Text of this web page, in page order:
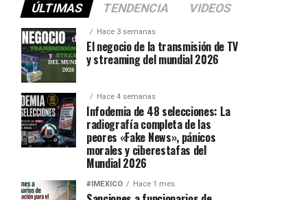
ÚLTIMAS TENDENCIA VIDEOS
Hace 3 semanas
El negocio de la transmisión de TV
y streaming del mundial 2026
Hace 4 semanas
Infodemia de 48 selecciones: La
radiografía completa de las
peores «Fake News», pánicos
morales y ciberestafas del
Mundial 2026
#IMEXICO Hace 1 mes